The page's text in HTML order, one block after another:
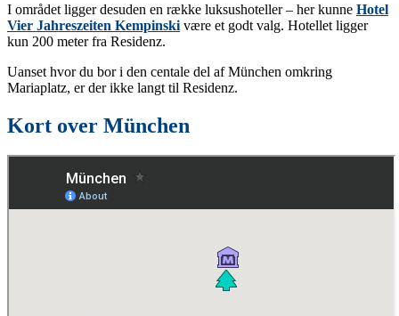
I området ligger desuden en række luksushoteller – her kunne Hotel
Vier Jahreszeiten Kempinski være et godt valg. Hotellet ligger
kun 200 meter fra Residenz.
Uanset hvor du bor i den centale del af München omkring
Mariaplatz, er der ikke langt til Residenz.
Kort over München